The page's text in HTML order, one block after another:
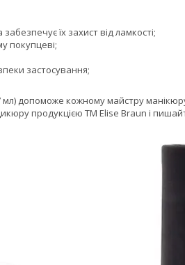
їх захист від ламкості;
покупцеві;
застосування;
мл) допоможе кожному майстру
продукцією ТМ Elise Braun і